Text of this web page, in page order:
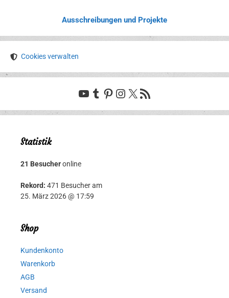
Ausschreibungen und Projekte
Cookies verwalten
YouTube
Tumblr
Pinterest
Instagram
X RSS-Feed
Statistik
21 Besucheronline
Rekord: 471 Besucher am
25. März 2026 @ 17:59
Shop
Kundenkonto
Warenkorb
AGB
Versand